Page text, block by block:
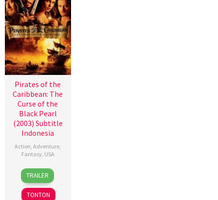
Pirates of the
Caribbean: The
Curse of the
Black Pearl
(2003) Subtitle
Indonesia
Action,Adventure,
Fantasy, USA
9
Jul
2003
Gore
Verbinski
TRAILER
TONTON